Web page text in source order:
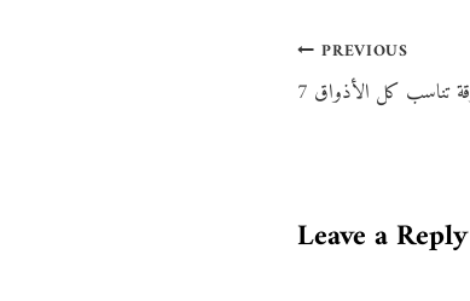
Post
navigation
PREVIOUS
Leave a Reply